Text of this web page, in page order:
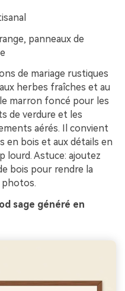
panneaux de
de mariage rustiques
herbes fraîches et au
marron foncé pour les
de verdure et les
aérés. Il convient
en bois et aux détails en
lourd. Astuce: ajoutez
bois pour rendre la
sage généré en